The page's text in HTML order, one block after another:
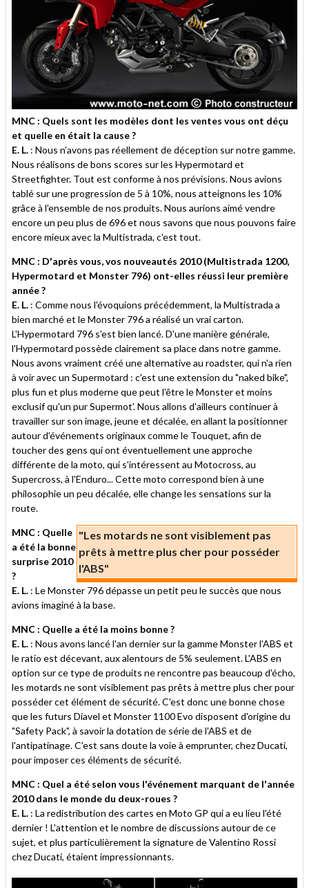
MNC : Quels sont les modèles dont les ventes vous ont déçu
et quelle en était la cause ?
E. L. : Nous n'avons pas réellement de déception sur notre gamme.
Nous réalisons de bons scores sur les Hypermotard et
Streetfighter. Tout est conforme à nos prévisions. Nous avions
tablé sur une progression de 5 à 10%, nous atteignons les 10%
grâce à l'ensemble de nos produits. Nous aurions aimé vendre
encore un peu plus de 696 et nous savons que nous pouvons faire
encore mieux avec la Multistrada, c'est tout.
MNC : D'après vous, vos nouveautés 2010 (Multistrada 1200,
Hypermotard et Monster 796) ont-elles réussi leur première
année ?
E. L. : Comme nous l'évoquions précédemment, la Multistrada a
bien marché et le Monster 796 a réalisé un vrai carton.
L'Hypermotard 796 s'est bien lancé. D'une manière générale,
l'Hypermotard possède clairement sa place dans notre gamme.
Nous avons vraiment créé une alternative au roadster, qui n'a rien
à voir avec un Supermotard : c'est une extension du "naked bike",
plus fun et plus moderne que peut l'être le Monster et moins
exclusif qu'un pur Supermot'. Nous allons d'ailleurs continuer à
travailler sur son image, jeune et décalée, en allant la positionner
autour d'événements originaux comme le Touquet, afin de
toucher des gens qui ont éventuellement une approche
différente de la moto, qui s'intéressent au Motocross, au
Supercross, à l'Enduro... Cette moto correspond bien à une
philosophie un peu décalée, elle change les sensations sur la
route.
"Les motards ne sont visiblement pas
prêts à mettre plus cher pour posséder
l'ABS"
MNC : Quelle
a été la bonne
surprise 2010
?
E. L. : Le Monster 796 dépasse un petit peu le succès que nous
avions imaginé à la base.
MNC : Quelle a été la moins bonne ?
E. L. : Nous avons lancé l'an dernier sur la gamme Monster l'ABS et
le ratio est décevant, aux alentours de 5% seulement. L'ABS en
option sur ce type de produits ne rencontre pas beaucoup d'écho,
les motards ne sont visiblement pas prêts à mettre plus cher pour
posséder cet élément de sécurité. C'est donc une bonne chose
que les futurs Diavel et Monster 1100 Evo disposent d'origine du
"Safety Pack", à savoir la dotation de série de l'ABS et de
l'antipatinage. C'est sans doute la voie à emprunter, chez Ducati,
pour imposer ces éléments de sécurité.
MNC : Quel a été selon vous l'événement marquant de l'année
2010 dans le monde du deux-roues ?
E. L. : La redistribution des cartes en Moto GP qui a eu lieu l'été
dernier ! L'attention et le nombre de discussions autour de ce
sujet, et plus particulièrement la signature de Valentino Rossi
chez Ducati, étaient impressionnants.